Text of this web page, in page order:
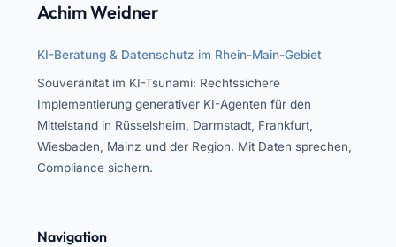
Achim Weidner
KI-Beratung & Datenschutz im Rhein-Main-Gebiet
Souveränität im KI-Tsunami: Rechtssichere
Implementierung generativer KI-Agenten für den
Mittelstand in Rüsselsheim, Darmstadt, Frankfurt,
Wiesbaden, Mainz und der Region. Mit Daten sprechen,
Compliance sichern.
Navigation